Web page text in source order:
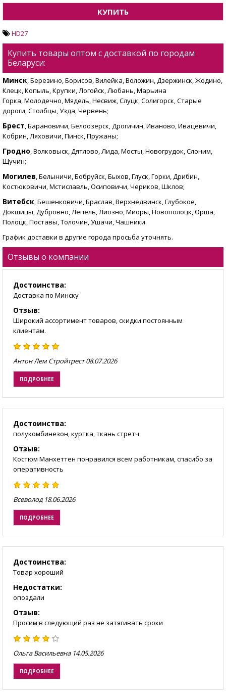
КУПИТЬ
HD27
Купить товары оптом с доставкой по городам
Беларуси:
Минск, Березино, Борисов, Вилейка, Воложин, Дзержинск, Жодино,
Клецк, Копыль, Крупки, Логойск, Любань, Марьина
Горка, Молодечно, Мядель, Несвиж, Слуцк, Солигорск, Старые
дороги, Столбцы, Узда, Червень;
Брест, Барановичи, Белоозерск, Дрогичин, Иваново, Ивацевичи,
Кобрин, Ляховичи, Пинск, Пружаны;
Гродно, Волковыск, Дятлово, Лида, Мосты, Новогрудок, Слоним,
Щучин;
Могилев, Белыничи, Бобруйск, Быхов, Глуск, Горки, Дрибин,
Костюковичи, Мстиславль, Осиповичи, Чериков, Шклов;
Витебск, Бешенковичи, Браслав, Верхнедвинск, Глубокое,
Докшицы, Дубровно, Лепель, Лиозно, Миоры, Новополоцк, Орша,
Полоцк, Поставы, Толочин, Ушачи, Чашники.
График доставки в другие города просьба уточнять.
Отзывы о компании
Достоинства:
Доставка по Минску
Отзыв:
Широкий ассортимент товаров, скидки постоянным
клиентам.
Антон Лем Стройтрест 08.07.2026
ПОДРОБНЕЕ
Достоинства:
полукомбинезон, куртка, ткань стретч
Отзыв:
Костюм Манхеттен понравился всем работникам, спасибо за
оперативность
Всеволод 18.06.2026
ПОДРОБНЕЕ
Достоинства:
Товар хороший
Недостатки:
опоздали
Отзыв:
Просим в следующий раз не затягивать сроки
Ольга Васильевна 14.05.2026
ПОДРОБНЕЕ